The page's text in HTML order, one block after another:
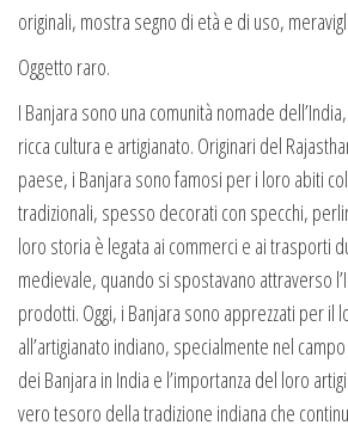
originali, mostra segno di età e di uso,
Oggetto raro.
I Banjara sono una comunità nomade
ricca cultura e artigianato. Originari del
paese, i Banjara sono famosi per i loro abiti
tradizionali, spesso decorati con specchi,
loro storia è legata ai commerci e ai trasporti
medievale, quando si spostavano attraverso
prodotti. Oggi, i Banjara sono apprezzati per il
all’artigianato indiano, specialmente nel
dei Banjara in India e l’importanza del loro
vero tesoro della tradizione indiana che